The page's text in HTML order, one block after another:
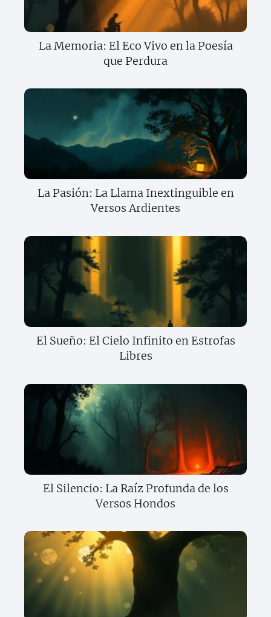
La Memoria: El Eco Vivo en la Poesía
que Perdura
La Pasión: La Llama Inextinguible en
Versos Ardientes
El Sueño: El Cielo Infinito en Estrofas
Libres
El Silencio: La Raíz Profunda de los
Versos Hondos